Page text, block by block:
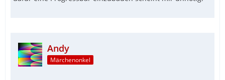
Andy
Märchenonkel